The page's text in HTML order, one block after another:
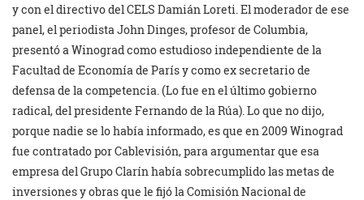
y con el directivo del CELS Damián Loreti. El moderador de ese
panel, el periodista John Dinges, profesor de Columbia,
presentó a Winograd como estudioso independiente de la
Facultad de Economía de París y como ex secretario de
defensa de la competencia. (Lo fue en el último gobierno
radical, del presidente Fernando de la Rúa). Lo que no dijo,
porque nadie se lo había informado, es que en 2009 Winograd
fue contratado por Cablevisión, para argumentar que esa
empresa del Grupo Clarín había sobrecumplido las metas de
inversiones y obras que le fijó la Comisión Nacional de